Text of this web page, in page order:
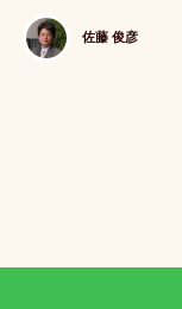
佐藤 俊彦